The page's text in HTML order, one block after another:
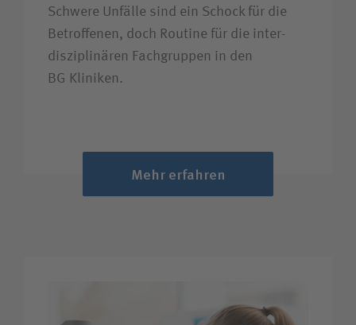
Schwere Unfälle sind ein Schock für die
Betroffenen, doch Routine für die inter­
disziplinären Fachgruppen in den
BG Kliniken.
Mehr erfahren